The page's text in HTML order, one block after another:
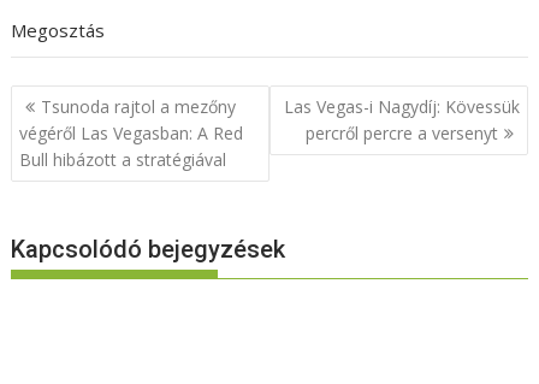
Megosztás
Bejegyzés
navigáció
Tsunoda rajtol a mezőny
végéről Las Vegasban: A Red
Bull hibázott a stratégiával
Las Vegas-i Nagydíj: Kövessük
percről percre a versenyt
Kapcsolódó bejegyzések